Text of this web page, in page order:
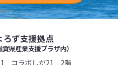
ろず支援拠点
賀県産業支援プラザ内）
1 コラボしが21 2階